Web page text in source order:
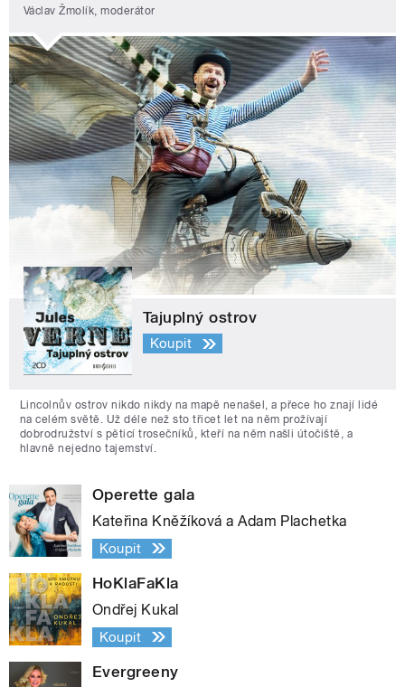
Václav Žmolík, moderátor
Tajuplný ostrov
Koupit
Lincolnův ostrov nikdo nikdy na mapě nenašel, a přece ho znají lidé
na celém světě. Už déle než sto třicet let na něm prožívají
dobrodružství s pěticí trosečníků, kteří na něm našli útočiště, a
hlavně nejedno tajemství.
Operette gala
Kateřina Kněžíková a Adam Plachetka
Koupit
HoKlaFaKla
Ondřej Kukal
Koupit
Evergreeny